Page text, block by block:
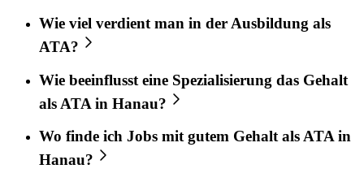
Wie viel verdient man in der Ausbildung als
ATA?
Wie beeinflusst eine Spezialisierung das Gehalt
als ATA in Hanau?
Wo finde ich Jobs mit gutem Gehalt als ATA in
Hanau?